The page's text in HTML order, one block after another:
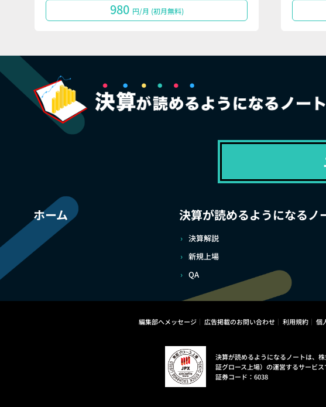
980 円/月 (初月無料)
ホーム 決算が読めるようになるノ
決算解説
新規上場
QA
編集部へメッセージ 広告掲載のお問い合わせ 利用規約 個
決算が読めるようになるノートは、
証グロース上場）の運営するサービス
証券コード：6038